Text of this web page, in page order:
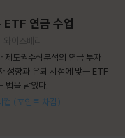
연금 수업
와이즈베리
도권주식분석의 연금 투자
성향과 은퇴 시점에 맞는 ETF
법을 담았다.
컵 (포인트 차감)